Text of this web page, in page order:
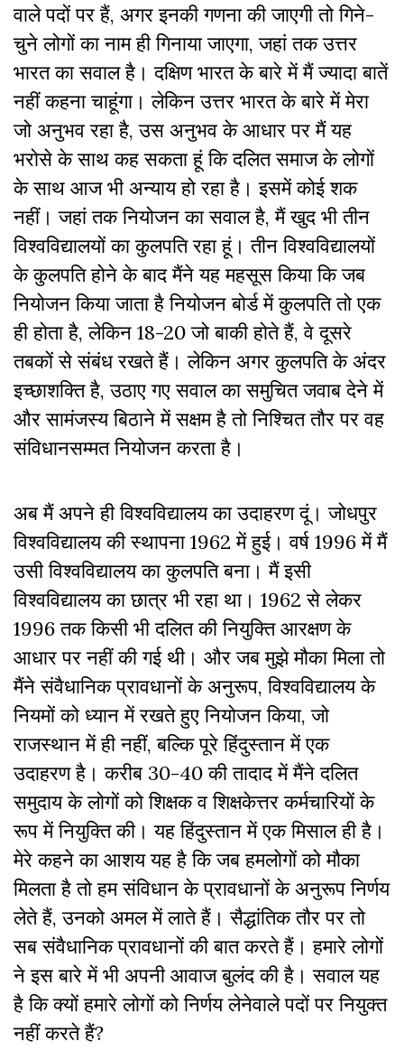
वाले पदों पर हैं, अगर इनकी गणना की जाएगी तो गिने-
चुने लोगों का नाम ही गिनाया जाएगा, जहां तक उत्तर
भारत का सवाल है। दक्षिण भारत के बारे में मैं ज्यादा बातें
नहीं कहना चाहूंगा। लेकिन उत्तर भारत के बारे में मेरा
जो अनुभव रहा है, उस अनुभव के आधार पर मैं यह
भरोसे के साथ कह सकता हूं कि दलित समाज के लोगों
के साथ आज भी अन्याय हो रहा है। इसमें कोई शक
नहीं। जहां तक नियोजन का सवाल है, मैं खुद भी तीन
विश्वविद्यालयों का कुलपति रहा हूं। तीन विश्वविद्यालयों
के कुलपति होने के बाद मैंने यह महसूस किया कि जब
नियोजन किया जाता है नियोजन बोर्ड में कुलपति तो एक
ही होता है, लेकिन 18-20 जो बाकी होते हैं, वे दूसरे
तबकों से संबंध रखते हैं। लेकिन अगर कुलपति के अंदर
इच्छाशक्ति है, उठाए गए सवाल का समुचित जवाब देने में
और सामंजस्य बिठाने में सक्षम है तो निश्चित तौर पर वह
संविधानसम्मत नियोजन करता है।
अब मैं अपने ही विश्वविद्यालय का उदाहरण दूं। जोधपुर
विश्वविद्यालय की स्थापना 1962 में हुई। वर्ष 1996 में मैं
उसी विश्वविद्यालय का कुलपति बना। मैं इसी
विश्वविद्यालय का छात्र भी रहा था। 1962 से लेकर
1996 तक किसी भी दलित की नियुक्ति आरक्षण के
आधार पर नहीं की गई थी। और जब मुझे मौका मिला तो
मैंने संवैधानिक प्रावधानों के अनुरूप, विश्वविद्यालय के
नियमों को ध्यान में रखते हुए नियोजन किया, जो
राजस्थान में ही नहीं, बल्कि पूरे हिंदुस्तान में एक
उदाहरण है। करीब 30-40 की तादाद में मैंने दलित
समुदाय के लोगों को शिक्षक व शिक्षकेत्तर कर्मचारियों के
रूप में नियुक्ति की। यह हिंदुस्तान में एक मिसाल ही है।
मेरे कहने का आशय यह है कि जब हमलोगों को मौका
मिलता है तो हम संविधान के प्रावधानों के अनुरूप निर्णय
लेते हैं, उनको अमल में लाते हैं। सैद्धांतिक तौर पर तो
सब संवैधानिक प्रावधानों की बात करते हैं। हमारे लोगों
ने इस बारे में भी अपनी आवाज बुलंद की है। सवाल यह
है कि क्यों हमारे लोगों को निर्णय लेनेवाले पदों पर नियुक्त
नहीं करते हैं?